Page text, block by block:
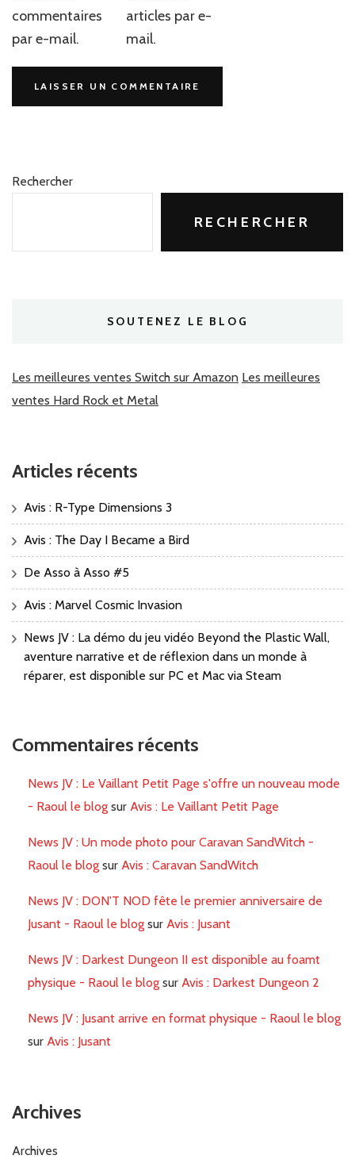
commentaires
par e-mail.
articles par e-
mail.
Rechercher
RECHERCHER
SOUTENEZ LE BLOG
Les meilleures ventes Switch sur Amazon Les meilleures
ventes Hard Rock et Metal
Articles récents
Avis : R-Type Dimensions 3
Avis : The Day I Became a Bird
De Asso à Asso #5
Avis : Marvel Cosmic Invasion
News JV : La démo du jeu vidéo Beyond the Plastic Wall,
aventure narrative et de réflexion dans un monde à
réparer, est disponible sur PC et Mac via Steam
Commentaires récents
News JV : Le Vaillant Petit Page s'offre un nouveau mode
- Raoul le blog sur Avis : Le Vaillant Petit Page
News JV : Un mode photo pour Caravan SandWitch -
Raoul le blog sur Avis : Caravan SandWitch
News JV : DON'T NOD fête le premier anniversaire de
Jusant - Raoul le blog sur Avis : Jusant
News JV : Darkest Dungeon II est disponible au foamt
physique - Raoul le blog sur Avis : Darkest Dungeon 2
News JV : Jusant arrive en format physique - Raoul le blog
sur Avis : Jusant
Archives
Archives